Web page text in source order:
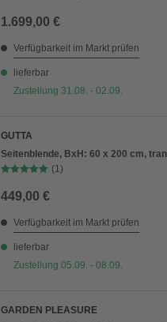
1.699,00 €
Verfügbarkeit im Markt prüfen
lieferbar
Zustellung 31.08. - 02.09.
GUTTA
Seitenblende, BxH: 60 x 200 cm,
(1)
449,00 €
Verfügbarkeit im Markt prüfen
lieferbar
Zustellung 05.09. - 08.09.
GARDEN PLEASURE